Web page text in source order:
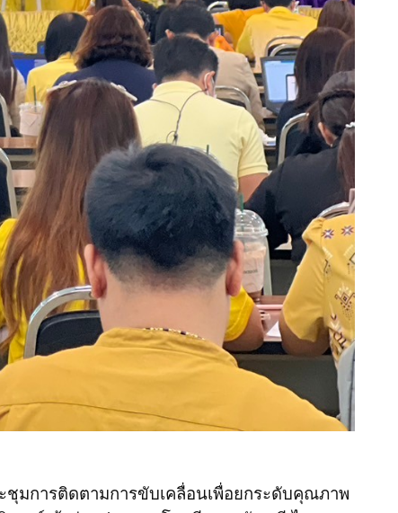
การติดตามการขับเคลื่อนเพื่อยกระดับคุณภาพ